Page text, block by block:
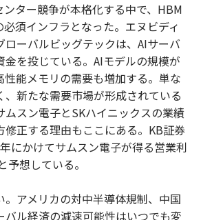
ター競争が本格化する中で、HBM
須インフラとなった。エヌビディ
ローバルビッグテックは、AIサーバ
金を投じている。AIモデルの規模が
性能メモリの需要も増加する。単な
、新たな需要市場が形成されている
ムスン電子とSKハイニックスの業績
修正する理由もここにある。KB証券
にかけてサムスン電子が得る営業利
想している。
アメリカの対中半導体規制、中国
バル経済の減速可能性はいつでも変